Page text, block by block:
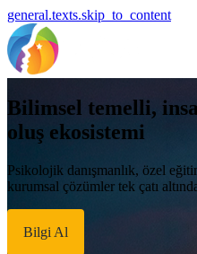
general.texts.skip_to_content
Bilimsel temelli,
oluş ekosistemi
Psikolojik danışmanlık, özel
kurumsal çözümler tek çatı
Bilgi Al